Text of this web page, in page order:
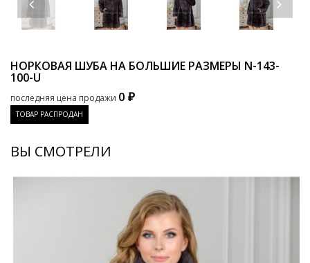
НОРКОВАЯ ШУБА НА БОЛЬШИЕ РАЗМЕРЫ N-143-
100-U
последняя цена продажи 0 ₽
ТОВАР РАСПРОДАН
ВЫ СМОТРЕЛИ